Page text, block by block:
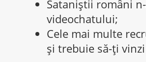
Sataniștii români
videochatului;
Cele mai multe
și trebuie să-ți